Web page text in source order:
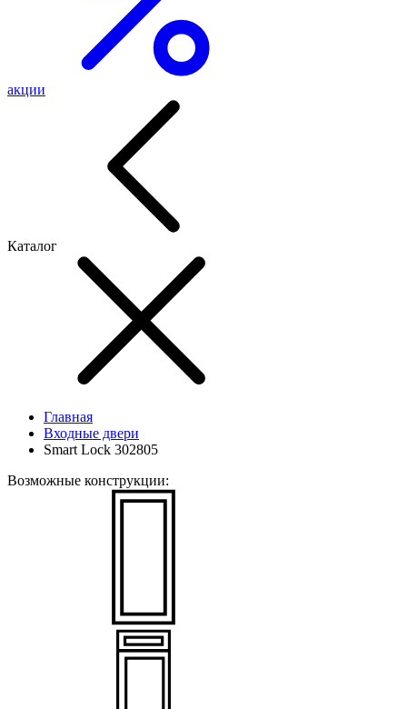
акции
Каталог
Главная
Входные двери
Smart Lock 302805
Возможные конструкции: